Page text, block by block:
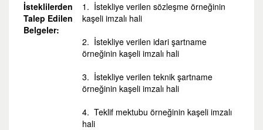
İsteklilerden
Talep Edilen
Belgeler:
1. İstekliye verilen sözleşme örneğinin
kaşeli imzalı hali
2. İstekliye verilen idari şartname
örneğinin kaşeli imzalı hali
3. İstekliye verilen teknik şartname
örneğinin kaşeli imzalı hali
4. Teklif mektubu örneğinin kaşeli imzalı
hali